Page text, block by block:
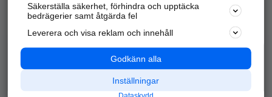
Alla kategorier
Populära sökningar
API & Kartor
Annonsera
Integritet
Nödnummer
Säkerställa säkerhet, förhindra och upptäcka
bedrägerier samt åtgärda fel
Leverera och visa reklam och innehåll
Godkänn alla
Inställningar
Dataskydd